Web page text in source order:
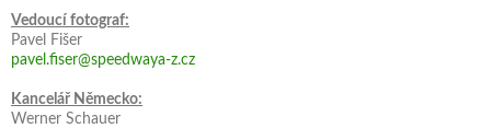
Vedoucí fotograf:
Pavel Fišer
pavel.fiser@speedwaya-z.cz
Kancelář Německo:
Werner Schauer